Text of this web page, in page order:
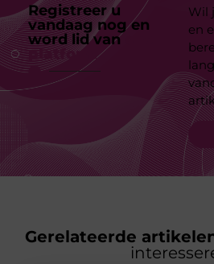
Registreer u
vandaag nog en
word lid van
platform
Wil
en
Gerelateerde